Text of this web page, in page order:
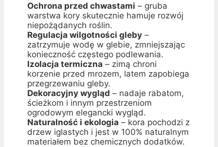
Ochrona przed chwastami – gruba
warstwa kory skutecznie hamuje rozwój
niepożądanych roślin.
Regulacja wilgotności gleby –
zatrzymuje wodę w glebie, zmniejszając
konieczność częstego podlewania.
Izolacja termiczna – zimą chroni
korzenie przed mrozem, latem zapobiega
przegrzewaniu gleby.
Dekoracyjny wygląd – nadaje rabatom,
ścieżkom i innym przestrzeniom
ogrodowym elegancki wygląd.
Naturalność i ekologia – kora pochodzi z
drzew iglastych i jest w 100% naturalnym
materiałem bez chemicznych dodatków.